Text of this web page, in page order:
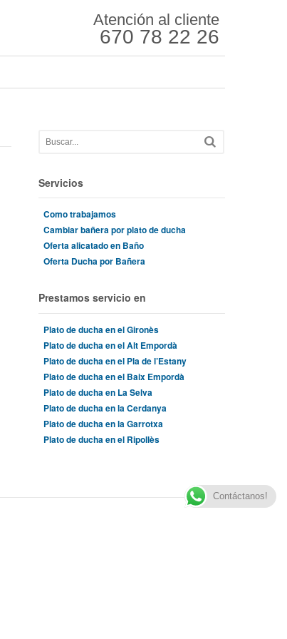
Atención al cliente
670 78 22 26
Servicios
Como trabajamos
Cambiar bañera por plato de ducha
Oferta alicatado en Baño
Oferta Ducha por Bañera
Prestamos servicio en
Plato de ducha en el Gironès
Plato de ducha en el Alt Empordà
Plato de ducha en el Pla de l’Estany
Plato de ducha en el Baix Empordà
Plato de ducha en La Selva
Plato de ducha en la Cerdanya
Plato de ducha en la Garrotxa
Plato de ducha en el Ripollès
Contáctanos!